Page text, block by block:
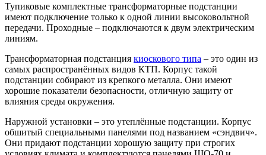
Тупиковые комплектные трансформаторные подстанции
имеют подключение только к одной линии высоковольтной
передачи. Проходные – подключаются к двум электрическим
линиям.
Трансформаторная подстанция киоскового типа – это один из
самых распространённых видов КТП. Корпус такой
подстанции собирают из крепкого металла. Они имеют
хорошие показатели безопасности, отличную защиту от
влияния среды окружения.
Наружной установки – это утеплённые подстанции. Корпус
обшитый специальными панелями под названием «сэндвич».
Они придают подстанции хорошую защиту при строгих